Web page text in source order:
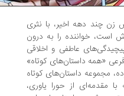
دهه اخیر، با نثری
را به درون
عاطفی و اخلاقی
داستان‌های کوتاه»
داستان‌های کوتاه
از حورا یاوری،